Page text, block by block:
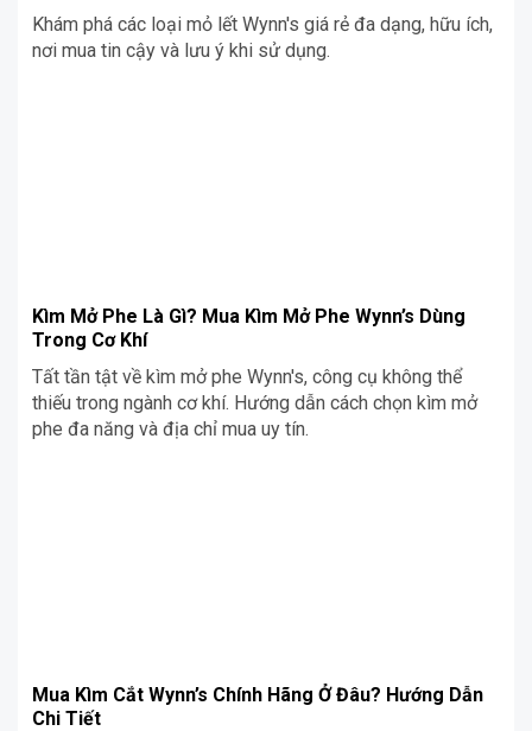
Khám phá các loại mỏ lết Wynn's giá rẻ đa dạng, hữu ích,
nơi mua tin cậy và lưu ý khi sử dụng.
Kìm Mở Phe Là Gì? Mua Kìm Mở Phe Wynn’s Dùng
Trong Cơ Khí
Tất tần tật về kìm mở phe Wynn's, công cụ không thể
thiếu trong ngành cơ khí. Hướng dẫn cách chọn kìm mở
phe đa năng và địa chỉ mua uy tín.
Mua Kìm Cắt Wynn’s Chính Hãng Ở Đâu? Hướng Dẫn
Chi Tiết